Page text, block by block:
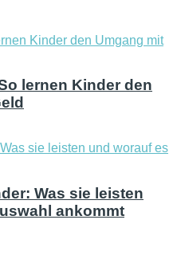
lernen Kinder den
Was sie leisten
ankommt